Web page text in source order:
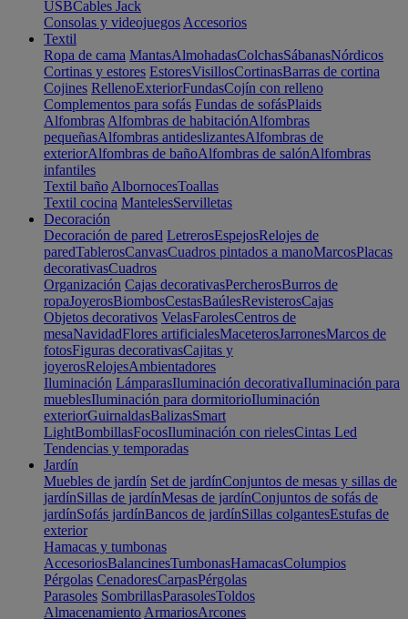
USBCables Jack
Consolas y videojuegos Accesorios
Textil
Ropa de cama MantasAlmohadasColchasSábanasNórdicos
Cortinas y estores EstoresVisillosCortinasBarras de cortina
Cojines RellenoExteriorFundasCojín con relleno
Complementos para sofás Fundas de sofásPlaids
Alfombras Alfombras de habitaciónAlfombras
pequeñasAlfombras antideslizantesAlfombras de
exteriorAlfombras de bañoAlfombras de salónAlfombras
infantiles
Textil baño AlbornocesToallas
Textil cocina MantelesServilletas
Decoración
Decoración de pared LetrerosEspejosRelojes de
paredTablerosCanvasCuadros pintados a manoMarcosPlacas
decorativasCuadros
Organización Cajas decorativasPercherosBurros de
ropaJoyerosBiombosCestasBaúlesRevisterosCajas
Objetos decorativos VelasFarolesCentros de
mesaNavidadFlores artificialesMaceterosJarronesMarcos de
fotosFiguras decorativasCajitas y
joyerosRelojesAmbientadores
Iluminación LámparasIluminación decorativaIluminación para
mueblesIluminación para dormitorioIluminación
exteriorGuirnaldasBalizasSmart
LightBombillasFocosIluminación con rielesCintas Led
Tendencias y temporadas
Jardín
Muebles de jardín Set de jardínConjuntos de mesas y sillas de
jardínSillas de jardínMesas de jardínConjuntos de sofás de
jardínSofás jardínBancos de jardínSillas colgantesEstufas de
exterior
Hamacas y tumbonas
AccesoriosBalancinesTumbonasHamacasColumpios
Pérgolas CenadoresCarpasPérgolas
Parasoles SombrillasParasolesToldos
Almacenamiento ArmariosArcones